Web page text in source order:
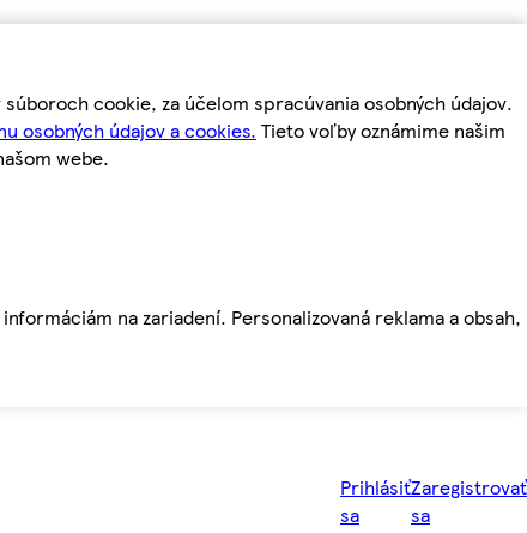
cookie, za účelom spracúvania osobných údajov.
osobných údajov a cookies. Tieto voľby oznámime našim
webe.
na zariadení. Personalizovaná reklama a obsah,
Prihlásiť
sa
Zaregistrovať
sa